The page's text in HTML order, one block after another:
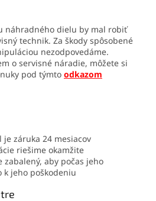
náhradného dielu by mal robiť
technik. Za škody spôsobené
nezodpovedáme.
o servisné náradie, môžete si
pod týmto odkazom
záruka 24 mesiacov
riešime okamžite
zabalený, aby počas jeho
k jeho poškodeniu